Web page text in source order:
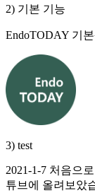
2) 기본 기능
EndoTODAY 기
3) test
2021-1-7 처음으
튜브에 올려보았